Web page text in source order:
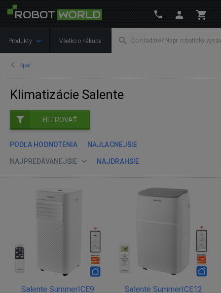
Produkty Všetko o nákupe
Späť
Klimatizácie Salente
FILTROVAŤ
PODĽA HODNOTENIA NAJLACNEJŠIE
NAJPREDÁVANEJŠIE NAJDRAHŠIE
Salente SummerICE9 Salente SummerICE12